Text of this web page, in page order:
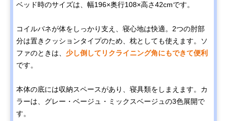
ベッド時のサイズは、幅196×奥行108×高さ42cmです。
コイルバネが体をしっかり支え、寝心地は快適。2つの肘部
分は置きクッションタイプのため、枕としても使えます。ソ
ファのときは、 少し倒してリクライニング角にもできて便利
です。
本体の底には収納スペースがあり、寝具類をしまえます。カ
ラーは、グレー・ベージュ・ミックスベージュの3色展開で
す。